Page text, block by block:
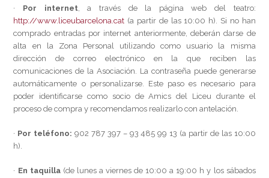
· Por internet, a través de la página web del teatro:
http://www.liceubarcelona.cat (a partir de las 10:00 h). Si no han
comprado entradas por internet anteriormente, deberán darse de
alta en la Zona Personal utilizando como usuario la misma
dirección de correo electrónico en la que reciben las
comunicaciones de la Asociación. La contraseña puede generarse
automáticamente o personalizarse. Este paso es necesario para
poder identificarse como socio de Amics del Liceu durante el
proceso de compra y recomendamos realizarlo con antelación.
· Por teléfono: 902 787 397 – 93 485 99 13 (a partir de las 10:00
h).
· En taquilla(de lunes a viernes de 10:00 a 19:00 h y los sábados